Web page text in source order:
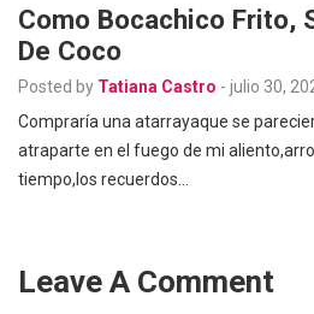
Como Bocachico Frito,
De Coco
Posted by Tatiana Castro - julio 30,
Compraría una atarrayaque se
atraparte en el fuego de mi
tiempo,los recuerdos…
Leave A Comment